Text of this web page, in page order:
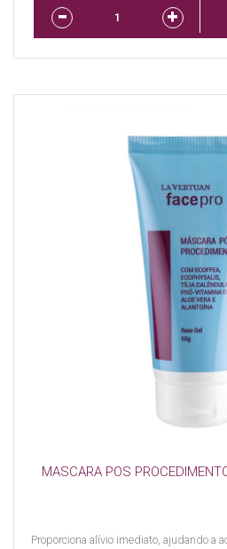
MASCARA POS
Proporciona alívio imediato, ajudando a